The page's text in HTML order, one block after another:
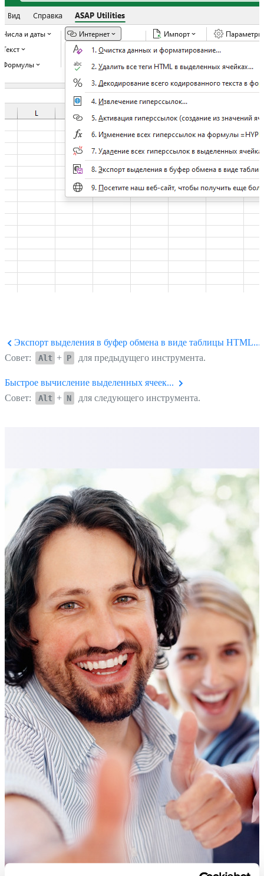
Экспорт выделения в буфер обмена в виде таблицы HTML...
Совет:
Alt + P для предыдущего инструмента.
Быстрое вычисление выделенных ячеек...
Совет:
Alt + N для следующего инструмента.